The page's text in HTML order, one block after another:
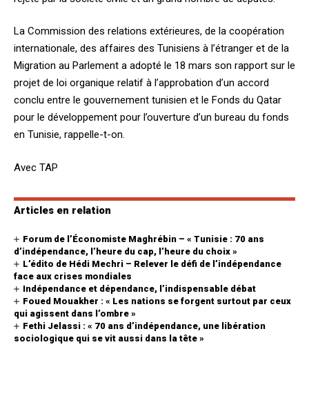
La Commission des relations extérieures, de la coopération
internationale, des affaires des Tunisiens à l’étranger et de la
Migration au Parlement a adopté le 18 mars son rapport sur le
projet de loi organique relatif à l’approbation d’un accord
conclu entre le gouvernement tunisien et le Fonds du Qatar
pour le développement pour l’ouverture d’un bureau du fonds
en Tunisie, rappelle-t-on.
Avec TAP
Articles en relation
Forum de l’Économiste Maghrébin – « Tunisie : 70 ans
d’indépendance, l’heure du cap, l’heure du choix »
L’édito de Hédi Mechri – Relever le défi de l’indépendance
face aux crises mondiales
Indépendance et dépendance, l’indispensable débat
Foued Mouakher : « Les nations se forgent surtout par ceux
qui agissent dans l’ombre »
Fethi Jelassi : « 70 ans d’indépendance, une libération
sociologique qui se vit aussi dans la tête »